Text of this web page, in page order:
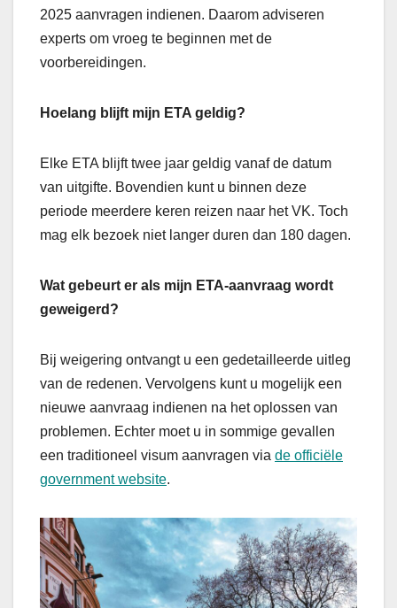
2025 aanvragen indienen. Daarom adviseren
experts om vroeg te beginnen met de
voorbereidingen.
Hoelang blijft mijn ETA geldig?
Elke ETA blijft twee jaar geldig vanaf de datum
van uitgifte. Bovendien kunt u binnen deze
periode meerdere keren reizen naar het VK. Toch
mag elk bezoek niet langer duren dan 180 dagen.
Wat gebeurt er als mijn ETA-aanvraag wordt
geweigerd?
Bij weigering ontvangt u een gedetailleerde uitleg
van de redenen. Vervolgens kunt u mogelijk een
nieuwe aanvraag indienen na het oplossen van
problemen. Echter moet u in sommige gevallen
een traditioneel visum aanvragen via de officiële
government website.